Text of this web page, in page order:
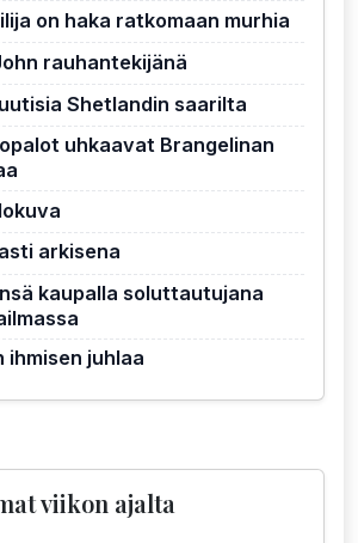
on haka ratkomaan murhia
rauhantekijänä
Shetlandin saarilta
uhkaavat Brangelinan
arkisena
kaupalla soluttautujana
ihmisen juhlaa
viikon ajalta